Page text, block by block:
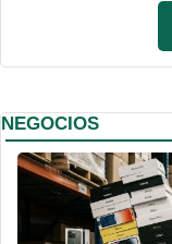
NEGOCIOS